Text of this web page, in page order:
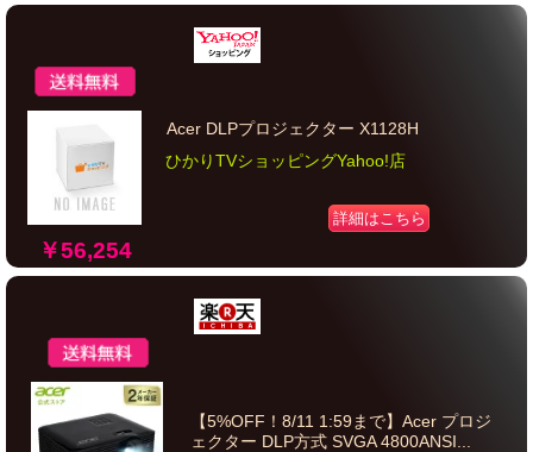
￥56,254
Acer DLPプロジェクター X1128H
ひかりTVショッピングYahoo!店
詳細はこちら
【5%OFF！8/11 1:59まで】Acer プロジ
ェクター DLP方式 SVGA 4800ANSI...